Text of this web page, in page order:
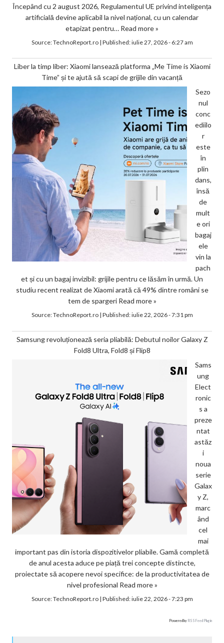
Începând cu 2 august 2026, Regulamentul UE privind inteligența
artificială devine aplicabil la nivel național, cu un calendar
etapizat pentru… Read more »
Source:TechnoReport.ro| Published:iulie 27, 2026 - 6:27 am
Liber la timp liber: Xiaomi lansează platforma „Me Time is Xiaomi
Time” și te ajută să scapi de grijile din vacanță
Sezo
nul
conc
ediilo
r
este
în
plin
dans,
însă
de
mult
e ori
bagaj
ele
vin la
pach
et și cu un bagaj invizibil: grijile pentru ce lăsăm în urmă. Un
studiu recent realizat de Xiaomi arată că 49% dintre români se
tem de spargeri Read more »
Source:TechnoReport.ro| Published:iulie 22, 2026 - 7:31 pm
Samsung revoluționează seria pliabilă: Debutul noilor Galaxy Z
Fold8 Ultra, Fold8 și Flip8
Sams
ung
Elect
ronic
s a
preze
ntat
astăz
i
noua
serie
Galax
y Z,
marc
ând
cel
mai
important pas din istoria dispozitivelor pliabile. Gamă completă
de anul acesta aduce pe piață trei concepte distincte,
proiectate să acopere nevoi specifice: de la productivitatea de
nivel profesional Read more »
Source:TechnoReport.ro| Published:iulie 22, 2026 - 7:23 pm
Powered by RSS Feed Plugin